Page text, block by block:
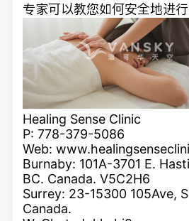
专家可以教您如何安全地进行
Healing Sense Clinic
P: 778-379-5086
Web:
Burnaby: 101A-3701 E.
BC. Canada. V5C2H6
Surrey: 23-15300 105Ave,
Canada.